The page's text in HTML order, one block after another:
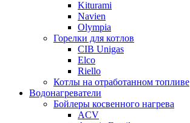
Kiturami
Navien
Olympia
Горелки для котлов
CIB Unigas
Elco
Riello
Котлы на отработанном топливе
Водонагреватели
Бойлеры косвенного нагрева
ACV